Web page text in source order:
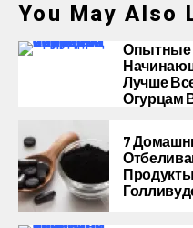
You May Also
Опытные
Лучше
Огурцам
7